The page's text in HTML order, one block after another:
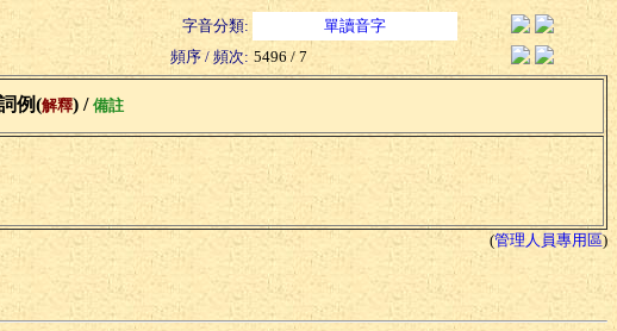
字音分類:
單讀音字
頻序 / 頻次: 5496 / 7
例(解釋) / 備註
(管理人員專用區)